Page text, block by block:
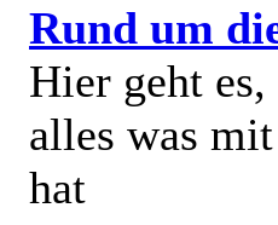
Rund um
Hier geht
alles was
hat